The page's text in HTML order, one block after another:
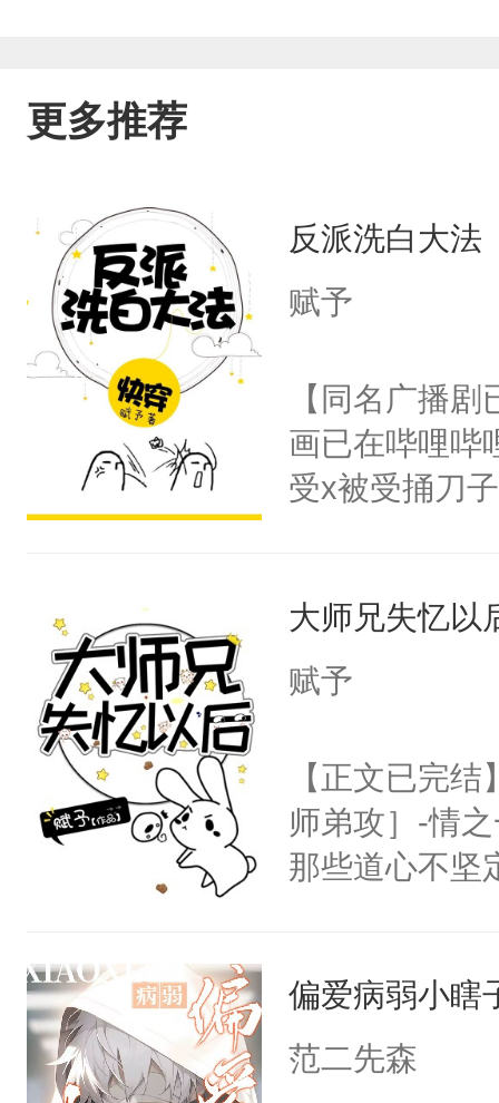
更多推荐
反派洗白大法
赋予
【同名广播
画已在哔哩哔
受x被受捅刀
病，一个个的
上了还是无动
间变脸背叛
的恶事他都
一个权力滔天
右男主又报复
他说：【您需
年，存活下来
再说一遍。】
大师兄失忆以
赋予
【正文已完
师弟攻］-情
那些道心不坚
妄。当他看到
白，这一切终
偏爱病弱小瞎
范二先森